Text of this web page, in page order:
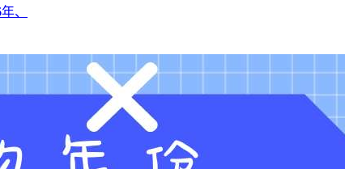
、